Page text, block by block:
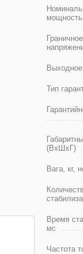
Тип
(ВхШхГ)
Вага, кг,
Время
мс
Частота